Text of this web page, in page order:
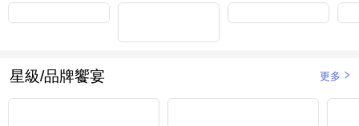
星級/品牌饗宴 更多